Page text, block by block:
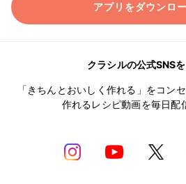
アプリをダウンロ
クラシルの公式SNS
「きちんとおいしく作れる」をコン
作れるレシピ動画を毎日配